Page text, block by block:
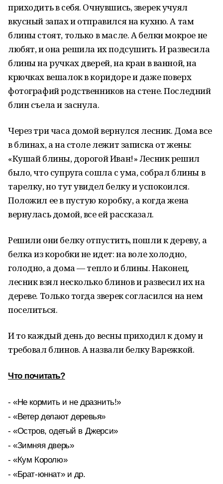
приходить в себя. Очнувшись, зверек учуял
вкусный запах и отправился на кухню. А там
блины стоят, только в масле. А белки мокрое не
любят, и она решила их подсушить. И развесила
блины на ручках дверей, на кран в ванной, на
крючках вешалок в коридоре и даже поверх
фотографий родственников на стене. Последний
блин съела и заснула.
Через три часа домой вернулся лесник. Дома все
в блинах, а на столе лежит записка от жены:
«Кушай блины, дорогой Иван!» Лесник решил
было, что супруга сошла с ума, собрал блины в
тарелку, но тут увидел белку и успокоился.
Положил ее в пустую коробку, а когда жена
вернулась домой, все ей рассказал.
Решили они белку отпустить, пошли к дереву, а
белка из коробки не идет: на воле холодно,
голодно, а дома — тепло и блины. Наконец,
лесник взял несколько блинов и развесил их на
дереве. Только тогда зверек согласился на нем
поселиться.
И то каждый день до весны приходил к дому и
требовал блинов. А назвали белку Варежкой.
Что почитать?
- «Не кормить и не дразнить!»
- «Ветер делают деревья»
- «Остров, одетый в Джерси»
- «Зимняя дверь»
- «Кум Королю»
- «Брат-юннат» и др.